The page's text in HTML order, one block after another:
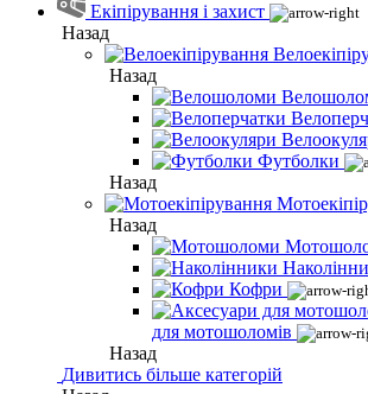
Екіпірування і захист
Назад
Назад
Футболки
Назад
Назад
Кофри
для мотошоломів
Назад
Дивитись більше категорій